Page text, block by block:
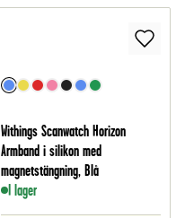
Withings Scanwatch Horizon
Armband i silikon med
magnetstängning, Blå
I lager